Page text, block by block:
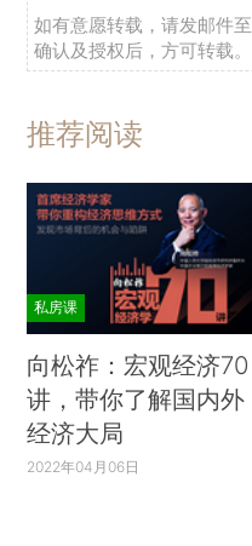
如有意愿转载，请发邮件至
确认及授权后，方可转载。
推荐阅读
私房课
向松祚：宏观经济70
讲，带你了解国内外
经济大局
2022年04月06日